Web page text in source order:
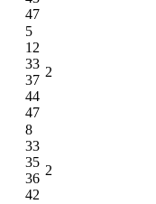
47
5
12
33
37
44
47
2
8
33
35
36
42
2